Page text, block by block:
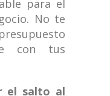
para el
No te
con tus
el salto al